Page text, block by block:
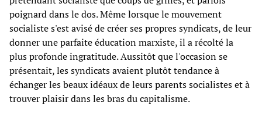
poignard dans le dos. Même lorsque le mouvement
socialiste s'est avisé de créer ses propres syndicats, de leur
donner une parfaite éducation marxiste, il a récolté la
plus profonde ingratitude. Aussitôt que l'occasion se
présentait, les syndicats avaient plutôt tendance à
échanger les beaux idéaux de leurs parents socialistes et à
trouver plaisir dans les bras du capitalisme.